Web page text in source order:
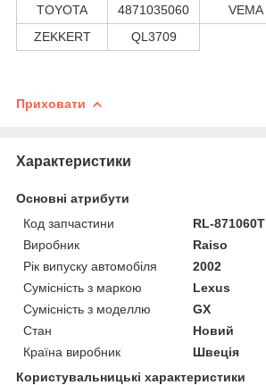
TOYOTA
4871035060 VEMA
ZEKKERT
QL3709
Приховати
Характеристики
Основні атрибути
Код запчастини
RL-871060T
Виробник
Raiso
Рік випуску автомобіля
2002
Сумісність з маркою
Lexus
Сумісність з моделлю
GX
Стан
Новий
Країна виробник
Швеція
Користувальницькі характеристики